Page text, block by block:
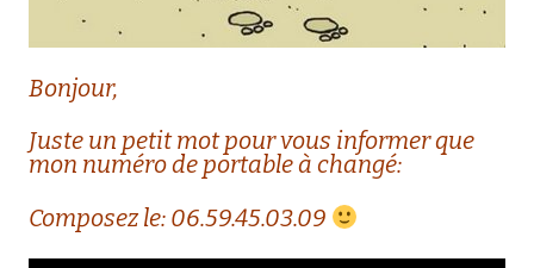
Bonjour,
Juste un petit mot pour vous informer que
mon numéro de portable à changé:
Composez le: 06.59.45.03.09